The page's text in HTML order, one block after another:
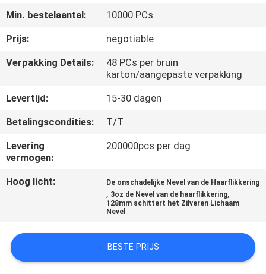
KWALITEITSCONTROLE
CONTACTEER
NIEUWS
ALLE
GEVALLEN
PRIVACYBELEID
Min. bestelaantal:
10000 PCs
Prijs:
negotiable
Verpakking Details:
48 PCs per bruin
karton/aangepaste verpakking
Levertijd:
15-30 dagen
Betalingscondities:
T/T
Levering
vermogen:
200000pcs per dag
Hoog licht: De onschadelijke Nevel van de Haarflikkering
, 3oz de Nevel van de haarflikkering,
128mm schittert het Zilveren Lichaam
Nevel
BESTE PRIJS